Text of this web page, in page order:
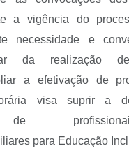
a vigência do
necessidade e
da realização
a efetivação de
visa suprir a
de
para Educação